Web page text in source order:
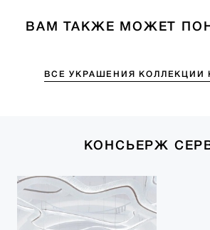
ВАМ ТАКЖЕ МОЖЕТ
ВСЕ УКРАШЕНИЯ КОЛЛЕКЦИИ
КОНСЬЕРЖ